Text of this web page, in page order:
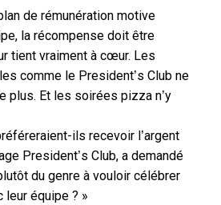
de rémunération motive
la récompense doit être
tient vraiment à cœur. Les
comme le President’s Club ne
plus. Et les soirées pizza n’y
ils recevoir l’argent
President’s Club, a demandé
du genre à vouloir célébrer
leur équipe ? »